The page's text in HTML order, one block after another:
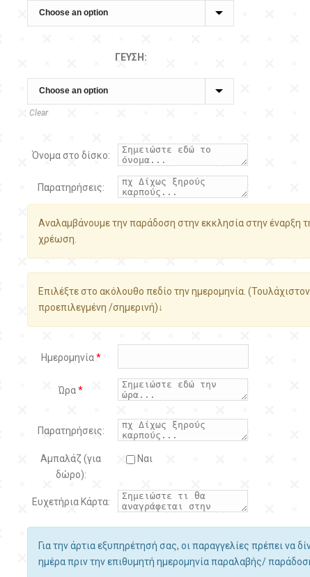
ΓΕΎΣΗ:
Clear
Όνομα στο δίσκο:
Παρατηρήσεις:
Αναλαμβάνουμε την παράδοση στην εκκλησία στην έναρξη
χρέωση.
Επιλέξτε στο ακόλουθο πεδίο την ημερομηνία.
προεπιλεγμένη /σημερινή)↓
Ημερομηνία*
Ώρα*
Παρατηρήσεις:
Αμπαλάζ (για
δώρο):
Ναι
Ευχετήρια Κάρτα:
Για την άρτια εξυπηρέτησή σας, οι παραγγελίες πρέπει να
ημέρα πριν την επιθυμητή ημερομηνία παραλαβής/